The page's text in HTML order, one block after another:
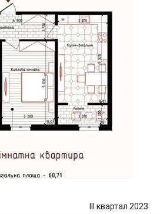
III квартал 2023